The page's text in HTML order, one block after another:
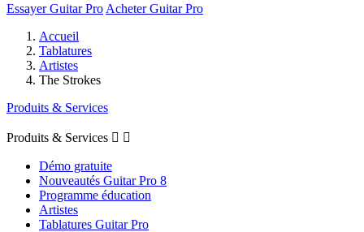
Essayer Guitar Pro Acheter Guitar Pro
Accueil
Tablatures
Artistes
The Strokes
Produits & Services
Produits & Services  
Démo gratuite
Nouveautés Guitar Pro 8
Programme éducation
Artistes
Tablatures Guitar Pro